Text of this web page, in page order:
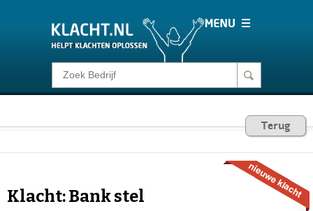
Klacht melden
Consumentenrecht Terug
Klacht: Bank stel